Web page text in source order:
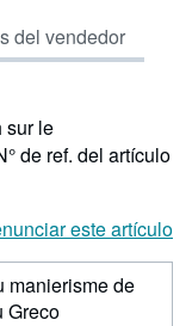
4
de
del vendedor
sur le
de ref. del artículo
este artículo
manierisme de
Greco